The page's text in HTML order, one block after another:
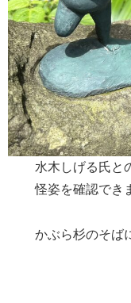
水木しげる氏と
怪姿を確認でき
かぶら杉のそば